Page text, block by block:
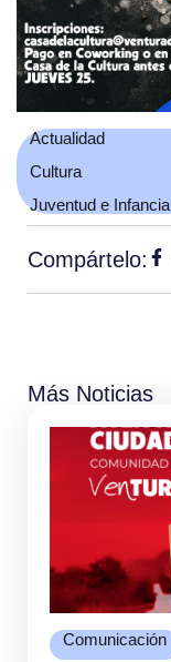
Actualidad
Cultura
Juventud e Infancia
Compártelo:
Más Noticias
Comunicación